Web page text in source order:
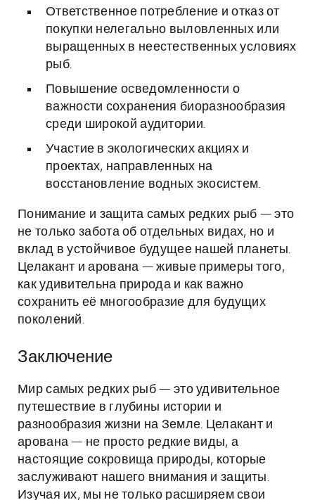
Ответственное потребление и отказ от
покупки нелегально выловленных или
выращенных в неестественных условиях
рыб.
Повышение осведомленности о
важности сохранения биоразнообразия
среди широкой аудитории.
Участие в экологических акциях и
проектах, направленных на
восстановление водных экосистем.
Понимание и защита самых редких рыб — это
не только забота об отдельных видах, но и
вклад в устойчивое будущее нашей планеты.
Целакант и арована — живые примеры того,
как удивительна природа и как важно
сохранить её многообразие для будущих
поколений.
Заключение
Мир самых редких рыб — это удивительное
путешествие в глубины истории и
разнообразия жизни на Земле. Целакант и
арована — не просто редкие виды, а
настоящие сокровища природы, которые
заслуживают нашего внимания и защиты.
Изучая их, мы не только расширяем свои